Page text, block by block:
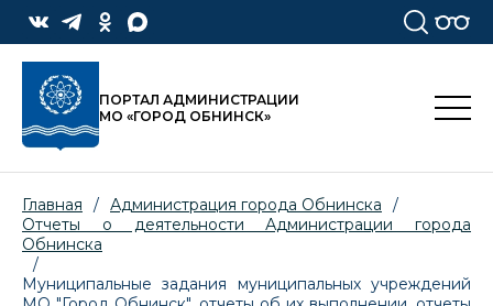
ПОРТАЛ АДМИНИСТРАЦИИ
МО «ГОРОД ОБНИНСК»
Главная / Администрация города Обнинска
/
Отчеты о деятельности Администрации города
Обнинска
/
Муниципальные задания муниципальных учреждений